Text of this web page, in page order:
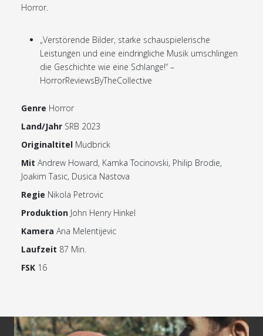
Horror.
„Verstörende Bilder, starke schauspielerische
Leistungen und eine eindringliche Musik umschlingen
die Geschichte wie eine Schlange!“ –
HorrorReviewsByTheCollective
Genre Horror
Land/Jahr SRB 2023
Originaltitel Mudbrick
Mit Andrew Howard, Kamka Tocinovski, Philip Brodie,
Joakim Tasic, Dusica Nastova
Regie Nikola Petrovic
Produktion John Henry Hinkel
Kamera Ana Melentijevic
Laufzeit 87 Min.
FSK 16